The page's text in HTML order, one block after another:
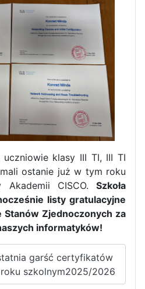
tej rocznicy
3 Maja
za
do
klasy III TI, III TI
ostanie już w tym roku
Akademii CISCO. Szkoła
listy gratulacyjne
Stanów Zjednoczonych za
informatyków!
garść certyfikatów
szkolnym2025/2026